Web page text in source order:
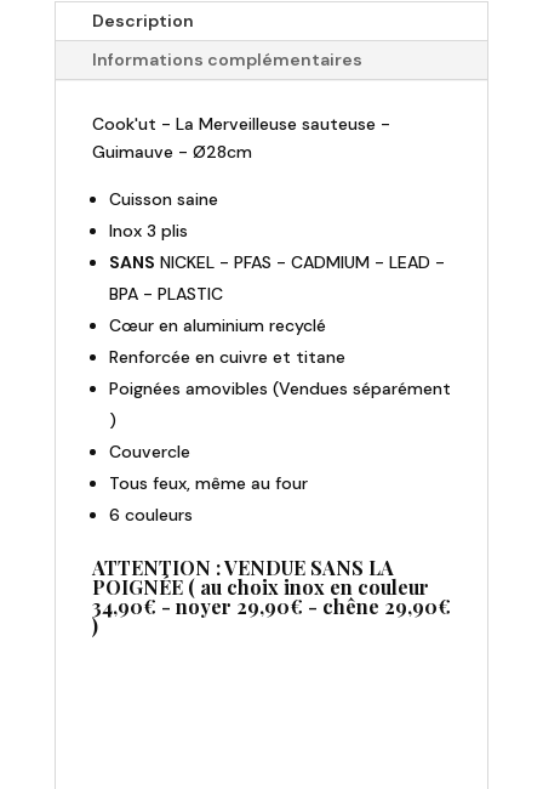
Sauteuse
Ø28cm
Guimauve"
Description
Informations complémentaires
Cook'ut - La Merveilleuse sauteuse -
Guimauve - Ø28cm
Cuisson saine
Inox 3 plis
SANS NICKEL - PFAS - CADMIUM - LEAD -
BPA - PLASTIC
Cœur en aluminium recyclé
Renforcée en cuivre et titane
Poignées amovibles (Vendues séparément
)
Couvercle
Tous feux, même au four
6 couleurs
ATTENTION : VENDUE SANS LA
POIGNÉE ( au choix inox en couleur
34,90€ - noyer 29,90€ - chêne 29,90€
)